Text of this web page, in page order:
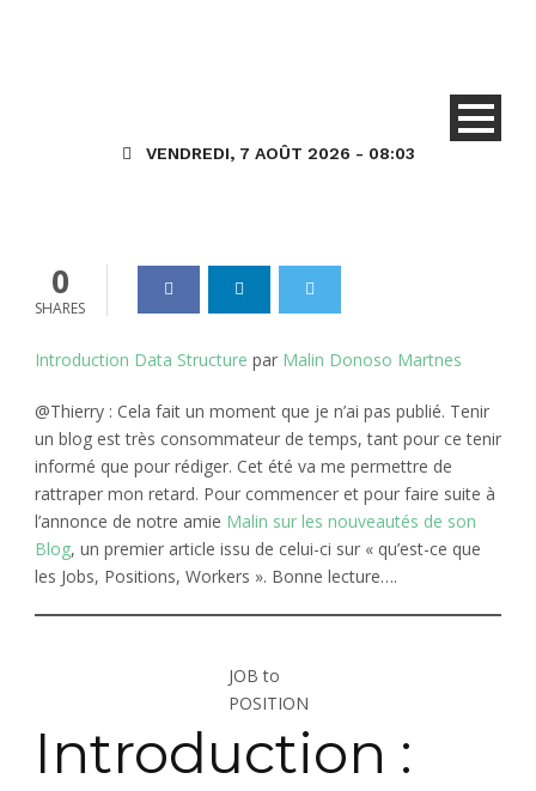
VENDREDI, 7 AOÛT 2026 - 08:03
Dynamics_365 05 Juil 2021 0
0
SHARES
Introduction Data Structure par Malin Donoso Martnes
@Thierry : Cela fait un moment que je n’ai pas publié. Tenir
un blog est très consommateur de temps, tant pour ce tenir
informé que pour rédiger. Cet été va me permettre de
rattraper mon retard. Pour commencer et pour faire suite à
l’annonce de notre amie Malin sur les nouveautés de son
Blog, un premier article issu de celui-ci sur « qu’est-ce que
les Jobs, Positions, Workers ». Bonne lecture….
JOB to
POSITION
Introduction :